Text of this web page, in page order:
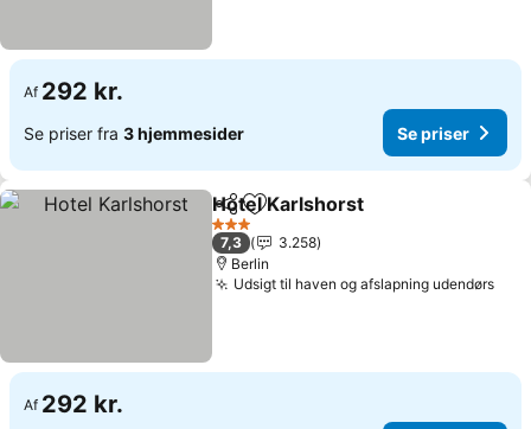
Af 292 kr.
Se priser fra 3 hjemmesider Se priser
Del Føj til favoritter
Hotel Karlshorst
3 Stjerner
7,3
3.258
Berlin
Udsigt til haven og afslapning udendørs
Af 292 kr.